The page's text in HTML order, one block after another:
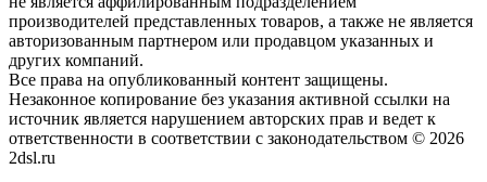
производителей представленных товаров, а также не является
авторизованным партнером или продавцом указанных и
других компаний.
Все права на опубликованный контент защищены.
Незаконное копирование без указания активной ссылки на
источник является нарушением авторских прав и ведет к
ответственности в соответствии с законодательством © 2026
2dsl.ru